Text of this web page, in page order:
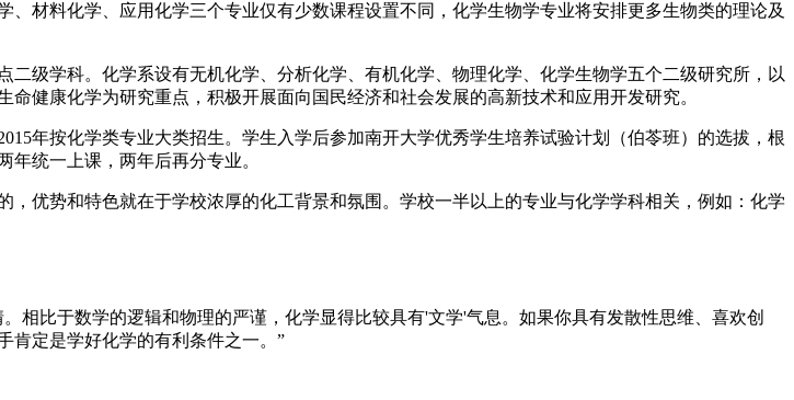
材料化学、应用化学三个专业仅有少数课程设置不同，化学生物学专业将安排更多生物类的理论及
级学科。化学系设有无机化学、分析化学、有机化学、物理化学、化学生物学五个二级研究所，以
健康化学为研究重点，积极开展面向国民经济和社会发展的高新技术和应用开发研究。
年按化学类专业大类招生。学生入学后参加南开大学优秀学生培养试验计划（伯苓班）的选拔，根
统一上课，两年后再分专业。
优势和特色就在于学校浓厚的化工背景和氛围。学校一半以上的专业与化学学科相关，例如：化学
相比于数学的逻辑和物理的严谨，化学显得比较具有'文学'气息。如果你具有发散性思维、喜欢创
肯定是学好化学的有利条件之一。”